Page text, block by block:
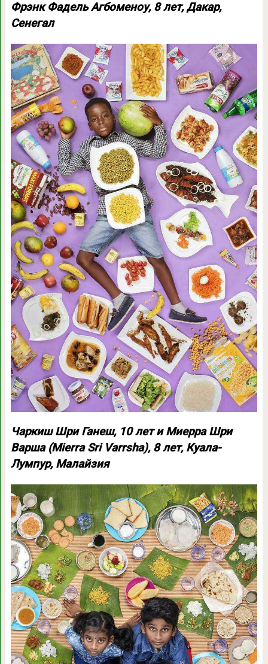
Фрэнк Фадель Агбоменоу, 8 лет, Дакар,
Сенегал
Чаркиш Шри Ганеш, 10 лет и Миерра Шри
Варша (Mierra Sri Varrsha), 8 лет, Куала-
Лумпур, Малайзия